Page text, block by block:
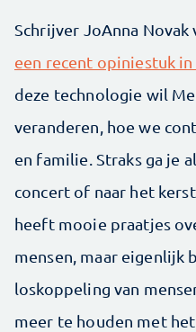
Schrijver JoAnna
een recent opiniestuk in
deze technologie wil
veranderen, hoe we
en familie. Straks ga je
concert of naar het
heeft mooie praatjes
mensen, maar eigenlijk
loskoppeling van
meer te houden met